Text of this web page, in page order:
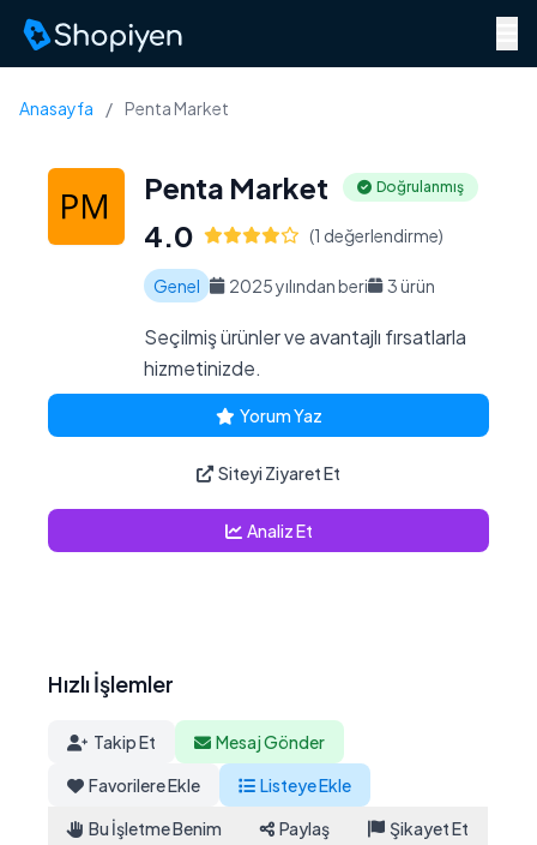
Anasayfa / Penta Market
Penta Market Doğrulanmış
4.0 (1 değerlendirme)
Genel 2025 yılından beri 3 ürün
Seçilmiş ürünler ve avantajlı fırsatlarla
hizmetinizde.
Yorum Yaz
Siteyi Ziyaret Et
Analiz Et
Hızlı İşlemler
Takip Et
Mesaj Gönder
Favorilere Ekle
Listeye Ekle
Bu İşletme Benim
Paylaş Şikayet Et